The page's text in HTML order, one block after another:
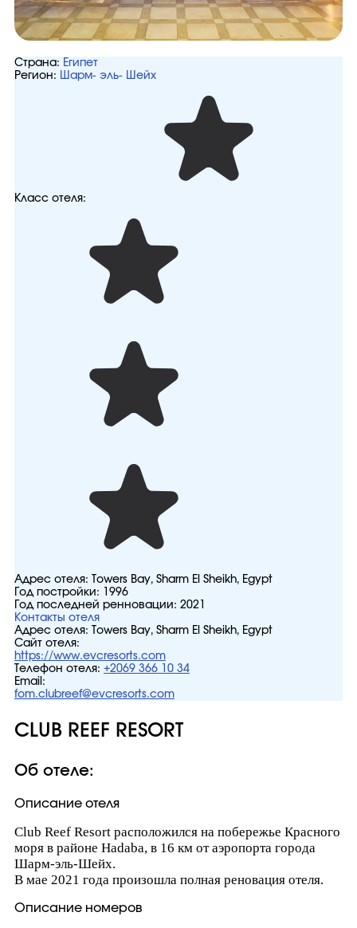
Страна: Египет
Регион: Шарм- эль- Шейх
Класс отеля:
Адрес отеля:
Towers Bay, Sharm El Sheikh, Egypt
Год постройки:
1996
Год последней ренновации: 2021
Контакты отеля
Адрес отеля:
Towers Bay, Sharm El Sheikh, Egypt
Сайт отеля:
https://www.evcresorts.com
Телефон отеля: +2069 366 10 34
Email:
fom.clubreef@evcresorts.com
CLUB REEF RESORT
Об отеле:
Описание отеля
Club Reef Resort расположился на побережье Красного
моря в районе Hadaba, в 16 км от аэропорта города
Шарм-эль-Шейх.
В мае 2021 года произошла полная реновация отеля.
Описание номеров